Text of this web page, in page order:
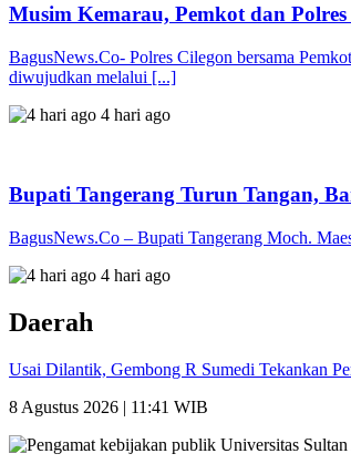
Musim Kemarau, Pemkot dan
BagusNews.Co- Polres Cilegon bersama
diwujudkan melalui [...]
4 hari ago
Bupati Tangerang Turun Tangan,
BagusNews.Co – Bupati Tangerang Moch.
4 hari ago
Daerah
Usai Dilantik, Gembong R Sumedi Tekankan
8 Agustus 2026 | 11:41 WIB